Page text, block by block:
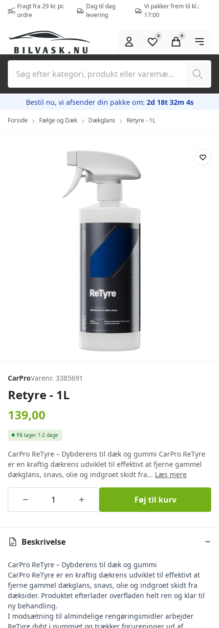
Spring til hovedindhold (tryk på Enter)
Fragt fra 29 kr. pr.
ordre
Dag til dag
levering
Vi pakker frem til kl.:
17:00
Søg
0 0
Forside Fælge og Dæk Dækglans Retyre - 1L
Bestil nu, vi afsender din pakke om: 2d 18t 32m 3s
CarProVarenr. 3385691
Retyre - 1L
139,00
På lager 1-2 dage
CarPro ReTyre – Dybderens til dæk og gummi CarPro ReTyre
er en kraftig dækrens udviklet til effektivt at fjerne gammel
dækglans, snavs, olie og indgroet skidt fra... Læs mere
Føj til kurv
Beskrivelse
CarPro ReTyre – Dybderens til dæk og gummi
CarPro ReTyre er en kraftig dækrens udviklet til effektivt at
fjerne gammel dækglans, snavs, olie og indgroet skidt fra
dæksider. Produktet efterlader overfladen helt ren og klar til
ny behandling.
I modsætning til almindelige rengøringsmidler arbejder